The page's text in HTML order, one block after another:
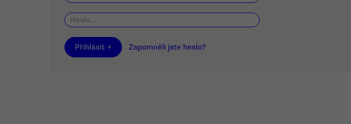
Přihlásit → Zapomněli jste heslo?